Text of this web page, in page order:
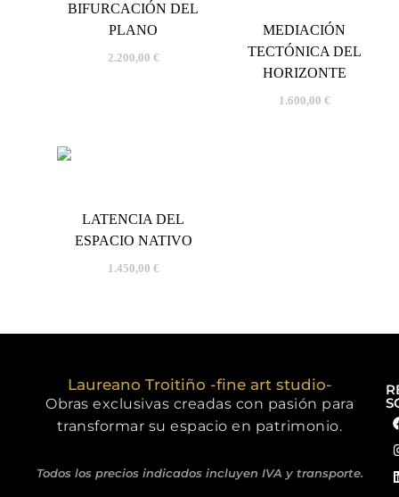
BIFURCACIÓN DEL
PLANO
2.200,00 €
MEDIACIÓN
TECTÓNICA DEL
HORIZONTE
1.600,00 €
LATENCIA DEL
ESPACIO NATIVO
1.450,00 €
Laureano Troitiño -fine art studio-
Obras exclusivas creadas con pasión para
transformar su espacio en patrimonio.
Todos los precios indicados incluyen IVA y transporte.